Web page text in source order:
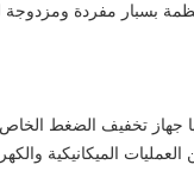
بسبار مفردة ومزدوجة
تخفيف الضغط الخاص
الميكانيكية